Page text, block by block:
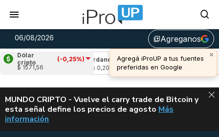
06/08/2026 library_addAgreganos
×
Agregá iProUP a tus fuentes
preferidas en Google
Dólar
cripto
(-0,25%)
$ 1571,56
1,26%) Cardano (5,57%)
u$s 0,20
Avalanche
u$s 6,46
ALERTA
MUNDO CRIPTO - Vuelve el carry trade de Bitcoin y
esta señal define los precios de agosto VUELVE EL
Más
información